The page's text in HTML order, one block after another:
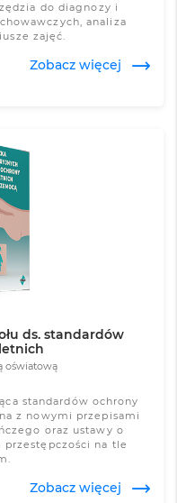
do diagnozy i
analiza
zajęć.
Zobacz więcej
ds. standardów
oświatową
standardów ochrony
z nowymi przepisami
oraz ustawy o
przestępczości na tle
Zobacz więcej